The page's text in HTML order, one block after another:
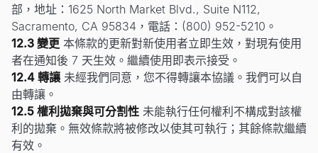
部，地址：1625 North Market Blvd., Suite N112,
Sacramento, CA 95834，電話：(800) 952-5210。
12.3 變更 本條款的更新對新使用者立即生效，對現有使用
者在通知後 7 天生效。繼續使用即表示接受。
12.4 轉讓 未經我們同意，您不得轉讓本協議。我們可以自
由轉讓。
12.5 權利拋棄與可分割性 未能執行任何權利不構成對該權
利的拋棄。無效條款將被修改以使其可執行；其餘條款繼續
有效。